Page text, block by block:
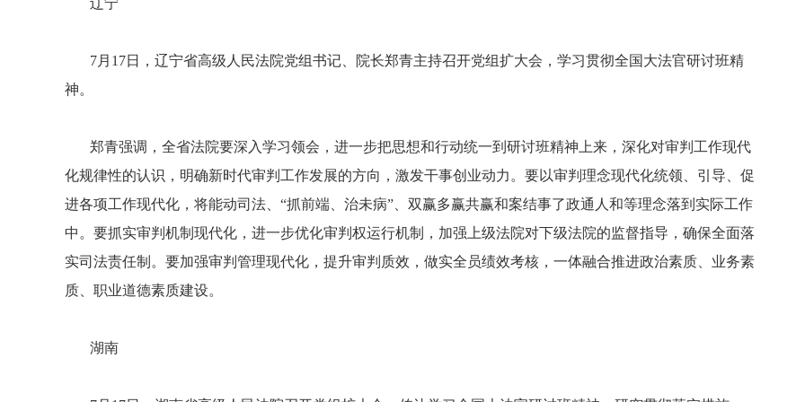
辽宁
7月17日，辽宁省高级人民法院党组书记、院长郑青主持召开党组扩大会，学习贯彻全国大法官研讨班精
神。
郑青强调，全省法院要深入学习领会，进一步把思想和行动统一到研讨班精神上来，深化对审判工作现代
化规律性的认识，明确新时代审判工作发展的方向，激发干事创业动力。要以审判理念现代化统领、引导、促
进各项工作现代化，将能动司法、“抓前端、治未病”、双赢多赢共赢和案结事了政通人和等理念落到实际工作
中。要抓实审判机制现代化，进一步优化审判权运行机制，加强上级法院对下级法院的监督指导，确保全面落
实司法责任制。要加强审判管理现代化，提升审判质效，做实全员绩效考核，一体融合推进政治素质、业务素
质、职业道德素质建设。
湖南